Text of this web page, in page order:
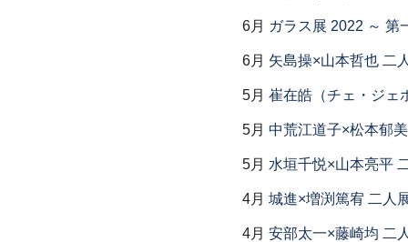
6月 ガラス展 2022 ～ 第
6月 矢島操×山本哲也 二
5月 崔在皓（チェ・ジェ
5月 中荒江道子×松本郁
5月 水垣千悦×山本亮平
4月 城進×増渕篤宥 二人
4月 安部太一×藤崎均 二